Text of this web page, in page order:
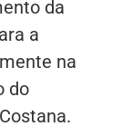
da
a
na
do